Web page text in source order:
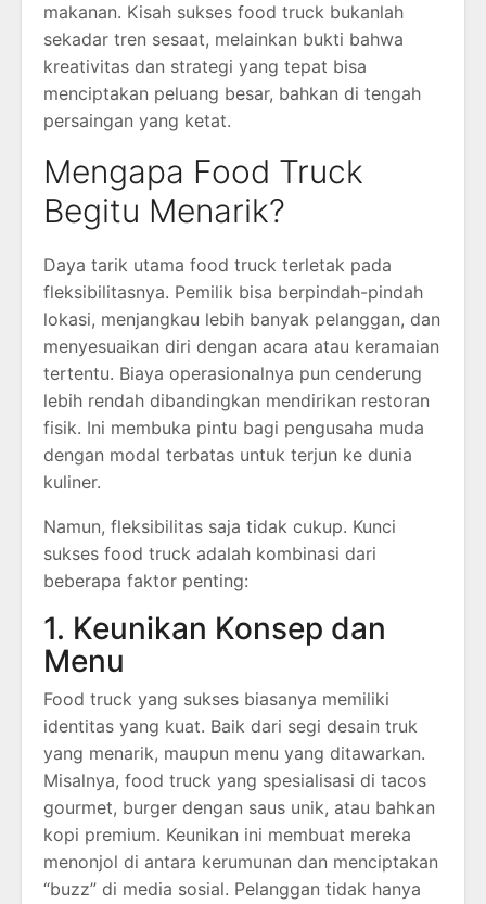
makanan. Kisah sukses food truck bukanlah
sekadar tren sesaat, melainkan bukti bahwa
kreativitas dan strategi yang tepat bisa
menciptakan peluang besar, bahkan di tengah
persaingan yang ketat.
Mengapa Food Truck
Begitu Menarik?
Daya tarik utama food truck terletak pada
fleksibilitasnya. Pemilik bisa berpindah-pindah
lokasi, menjangkau lebih banyak pelanggan, dan
menyesuaikan diri dengan acara atau keramaian
tertentu. Biaya operasionalnya pun cenderung
lebih rendah dibandingkan mendirikan restoran
fisik. Ini membuka pintu bagi pengusaha muda
dengan modal terbatas untuk terjun ke dunia
kuliner.
Namun, fleksibilitas saja tidak cukup. Kunci
sukses food truck adalah kombinasi dari
beberapa faktor penting:
1. Keunikan Konsep dan
Menu
Food truck yang sukses biasanya memiliki
identitas yang kuat. Baik dari segi desain truk
yang menarik, maupun menu yang ditawarkan.
Misalnya, food truck yang spesialisasi di tacos
gourmet, burger dengan saus unik, atau bahkan
kopi premium. Keunikan ini membuat mereka
menonjol di antara kerumunan dan menciptakan
“buzz” di media sosial. Pelanggan tidak hanya